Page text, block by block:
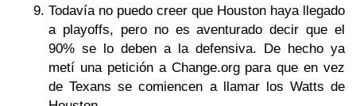
Todavía no puedo creer que Houston haya llegado
a playoffs, pero no es aventurado decir que el
90% se lo deben a la defensiva. De hecho ya
metí una petición a Change.org para que en vez
de Texans se comiencen a llamar los Watts de